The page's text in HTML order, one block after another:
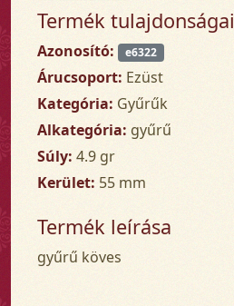
Termék tulajdonságai
Azonosító: e6322
Árucsoport: Ezüst
Kategória: Gyűrűk
Alkategória: gyűrű
Súly: 4.9 gr
Kerület: 55 mm
Termék leírása
gyűrű köves